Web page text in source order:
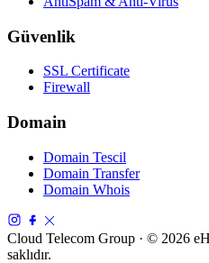
Güvenlik
SSL Certificate
Firewall
Domain
Domain Tescil
Domain Transfer
Domain Whois
Cloud Telecom Group · © 2026
saklıdır.